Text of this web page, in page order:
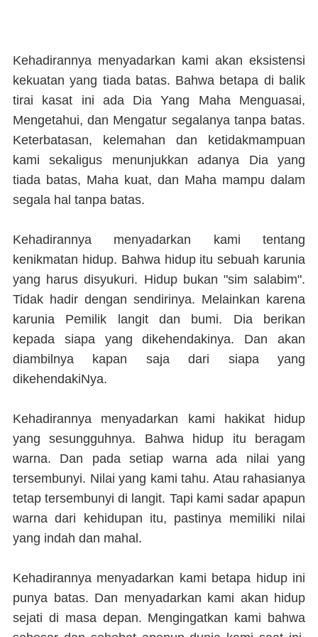
Kehadirannya menyadarkan kami akan eksistensi
kekuatan yang tiada batas. Bahwa betapa di balik
tirai kasat ini ada Dia Yang Maha Menguasai,
Mengetahui, dan Mengatur segalanya tanpa batas.
Keterbatasan, kelemahan dan ketidakmampuan
kami sekaligus menunjukkan adanya Dia yang
tiada batas, Maha kuat, dan Maha mampu dalam
segala hal tanpa batas.
Kehadirannya menyadarkan kami tentang
kenikmatan hidup. Bahwa hidup itu sebuah karunia
yang harus disyukuri. Hidup bukan "sim salabim".
Tidak hadir dengan sendirinya. Melainkan karena
karunia Pemilik langit dan bumi. Dia berikan
kepada siapa yang dikehendakinya. Dan akan
diambilnya kapan saja dari siapa yang
dikehendakiNya.
Kehadirannya menyadarkan kami hakikat hidup
yang sesungguhnya. Bahwa hidup itu beragam
warna. Dan pada setiap warna ada nilai yang
tersembunyi. Nilai yang kami tahu. Atau rahasianya
tetap tersembunyi di langit. Tapi kami sadar apapun
warna dari kehidupan itu, pastinya memiliki nilai
yang indah dan mahal.
Kehadirannya menyadarkan kami betapa hidup ini
punya batas. Dan menyadarkan kami akan hidup
sejati di masa depan. Mengingatkan kami bahwa